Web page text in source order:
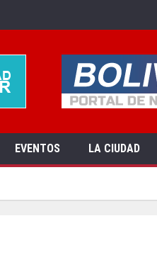
EVENTOS LA CIUDAD